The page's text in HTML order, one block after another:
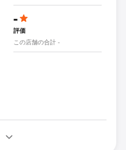
-
評価
この店舗の合計 -